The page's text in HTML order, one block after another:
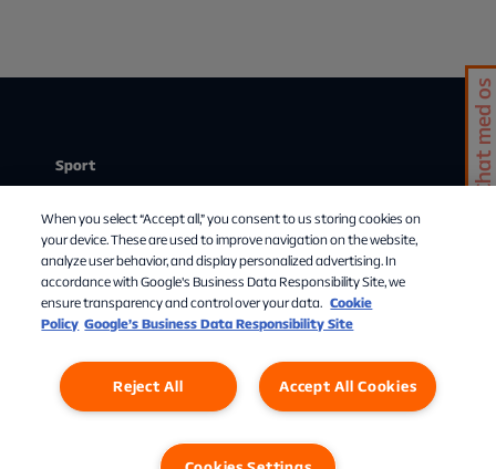
Sport
Mit abonnement
Om Allente
TV-guide
Chat med os
When you select “Accept all,” you consent to us storing cookies on
your device. These are used to improve navigation on the website,
analyze user behavior, and display personalized advertising. In
accordance with Google's Business Data Responsibility Site, we
ensure transparency and control over your data. Cookie
Policy Google’s Business Data Responsibility Site
Accept All Cookies
Reject All